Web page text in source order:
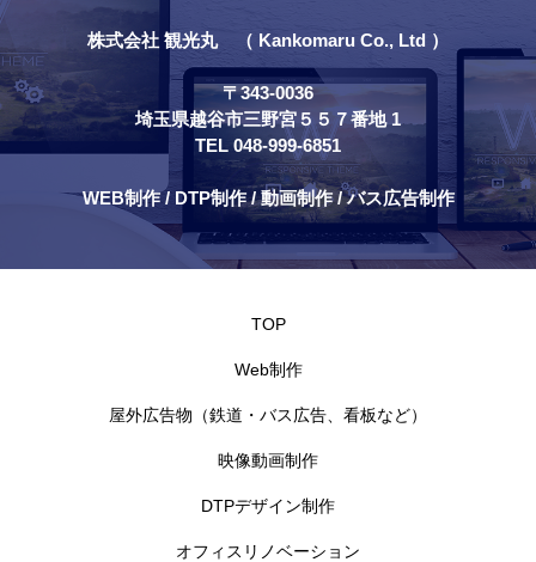
株式会社 観光丸 （ Kankomaru Co., Ltd ）
〒343-0036
埼玉県越谷市三野宮５５７番地 1
TEL 048-999-6851
WEB制作 / DTP制作 / 動画制作 / バス広告制作
TOP
Web制作
屋外広告物（鉄道・バス広告、看板など）
映像動画制作
DTPデザイン制作
オフィスリノベーション